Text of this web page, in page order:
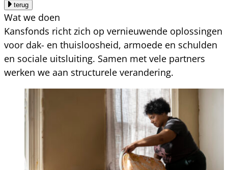
terug
Wat we doen
Kansfonds richt zich op vernieuwende oplossingen
voor dak- en thuisloosheid, armoede en schulden
en sociale uitsluiting. Samen met vele partners
werken we aan structurele verandering.